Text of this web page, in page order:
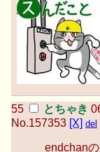
とちゃき
No.157353 [X] del
endchan